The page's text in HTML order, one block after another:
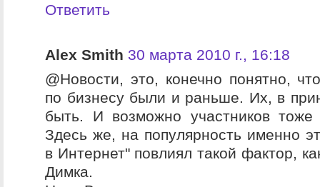
Ответить
Alex Smith 30 марта 2010 г., 16:18
@Новости, это, конечно понятно,
по бизнесу были и раньше. Их, в
быть. И возможно участников
Здесь же, на популярность именно
в Интернет" повлиял такой фактор,
Димка.